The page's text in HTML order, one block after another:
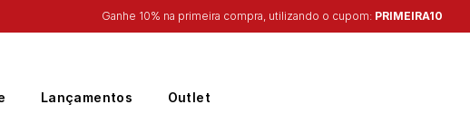
Ganhe 10% na primeira compra, utilizando o cupom: PRIMEIRA10
Lançamentos Outlet